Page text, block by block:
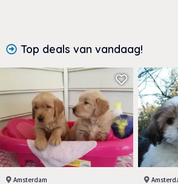
Top deals van vandaag!
Amsterdam